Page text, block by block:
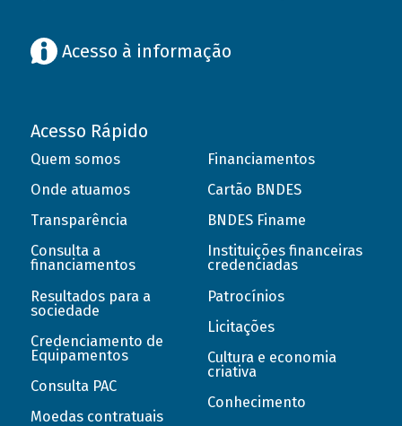
Acesso à informação
Acesso Rápido
Quem somos
Onde atuamos
Transparência
Consulta a
financiamentos
Resultados para a
sociedade
Credenciamento de
Equipamentos
Consulta PAC
Moedas contratuais
Financiamentos
Cartão BNDES
BNDES Finame
Instituições financeiras
credenciadas
Patrocínios
Licitações
Cultura e economia
criativa
Conhecimento